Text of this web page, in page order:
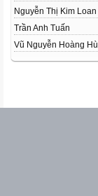
Nguyễn Thị Kim Loan
Trần Anh Tuấn
Vũ Nguyễn Hoàng